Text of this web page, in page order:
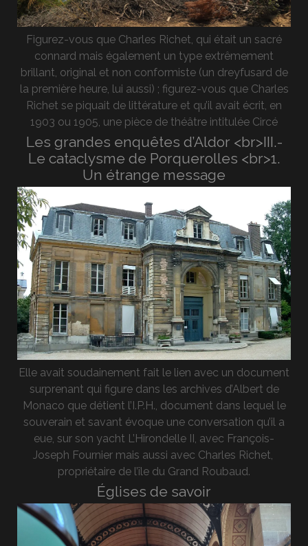
Figurez-vous que Charles Richet, qui était un sacré
connard mais également un type extrêmement
brillant, original et non conformiste (un dreyfusard de
la première heure, lui aussi) ; figurez-vous que Charles
Richet se piquait de littérature et qu’il avait écrit, en
1903 ou 1905, une pièce de théâtre intitulée Circé
Les grandes enquêtes d’Aldor <br>III.-
Le cataclysme de Porquerolles <br>1.
Un étrange message
Elle avait soudainement fait le lien avec un document
surprenant qui figure dans les archives d’Albert de
Monaco que détient l’I.P.H., document dans lequel le
souverain et savant évoque une conversation qu’il a
eue, sur son yacht L’Hirondelle II, avec François-
Joseph Fournier mais aussi avec Charles Richet,
propriétaire de l’île du Grand Roubaud.
Églises de savoir